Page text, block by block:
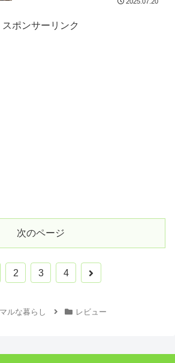
スポンサーリンク
次のページ
2 3 4
ルな暮らし レビュー